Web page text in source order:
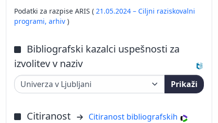
Podatki za razpise ARIS ( 21.05.2024 – Ciljni raziskovalni
programi, arhiv )
Bibliografski kazalci uspešnosti za
izvolitev v naziv
Prikaži
Citiranost
Citiranost bibliografskih